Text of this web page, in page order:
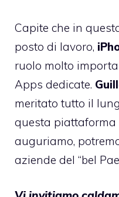
Capite che in
posto di lavoro,
ruolo molto
Apps dedicate.
meritato tutto il
questa piattaforma
auguriamo,
aziende del “bel